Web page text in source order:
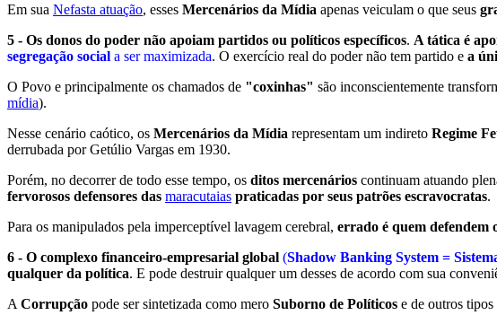
Em sua Nefasta atuação, esses Mercenários da Mídia apenas veiculam o que seus
5 - Os donos do poder não apoiam partidos ou políticos específicos. A tática é
segregação social a ser maximizada. O exercício real do poder não tem partido e a
O Povo e principalmente os chamados de "coxinhas" são inconscientemente
mídia).
Nesse cenário caótico, os Mercenários da Mídia representam um indireto Regime
derrubada por Getúlio Vargas em 1930.
Porém, no decorrer de todo esse tempo, os ditos mercenários continuam atuando
fervorosos defensores das maracutaias praticadas por seus patrões escravocratas.
Para os manipulados pela imperceptível lavagem cerebral, errado é quem defendem
6 - O complexo financeiro-empresarial global (Shadow Banking System =
qualquer da política. E pode destruir qualquer um desses de acordo com sua
A Corrupção pode ser sintetizada como mero Suborno de Políticos e de outros tipos